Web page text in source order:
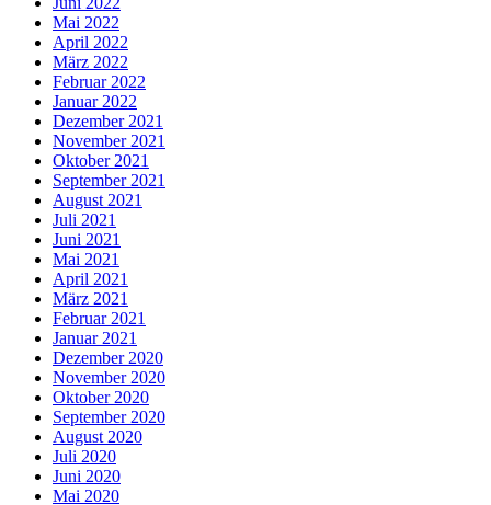
Mai 2022
April 2022
März 2022
Februar 2022
Januar 2022
Dezember 2021
November 2021
Oktober 2021
September 2021
August 2021
Juli 2021
Juni 2021
Mai 2021
April 2021
März 2021
Februar 2021
Januar 2021
Dezember 2020
November 2020
Oktober 2020
September 2020
August 2020
Juli 2020
Juni 2020
Mai 2020